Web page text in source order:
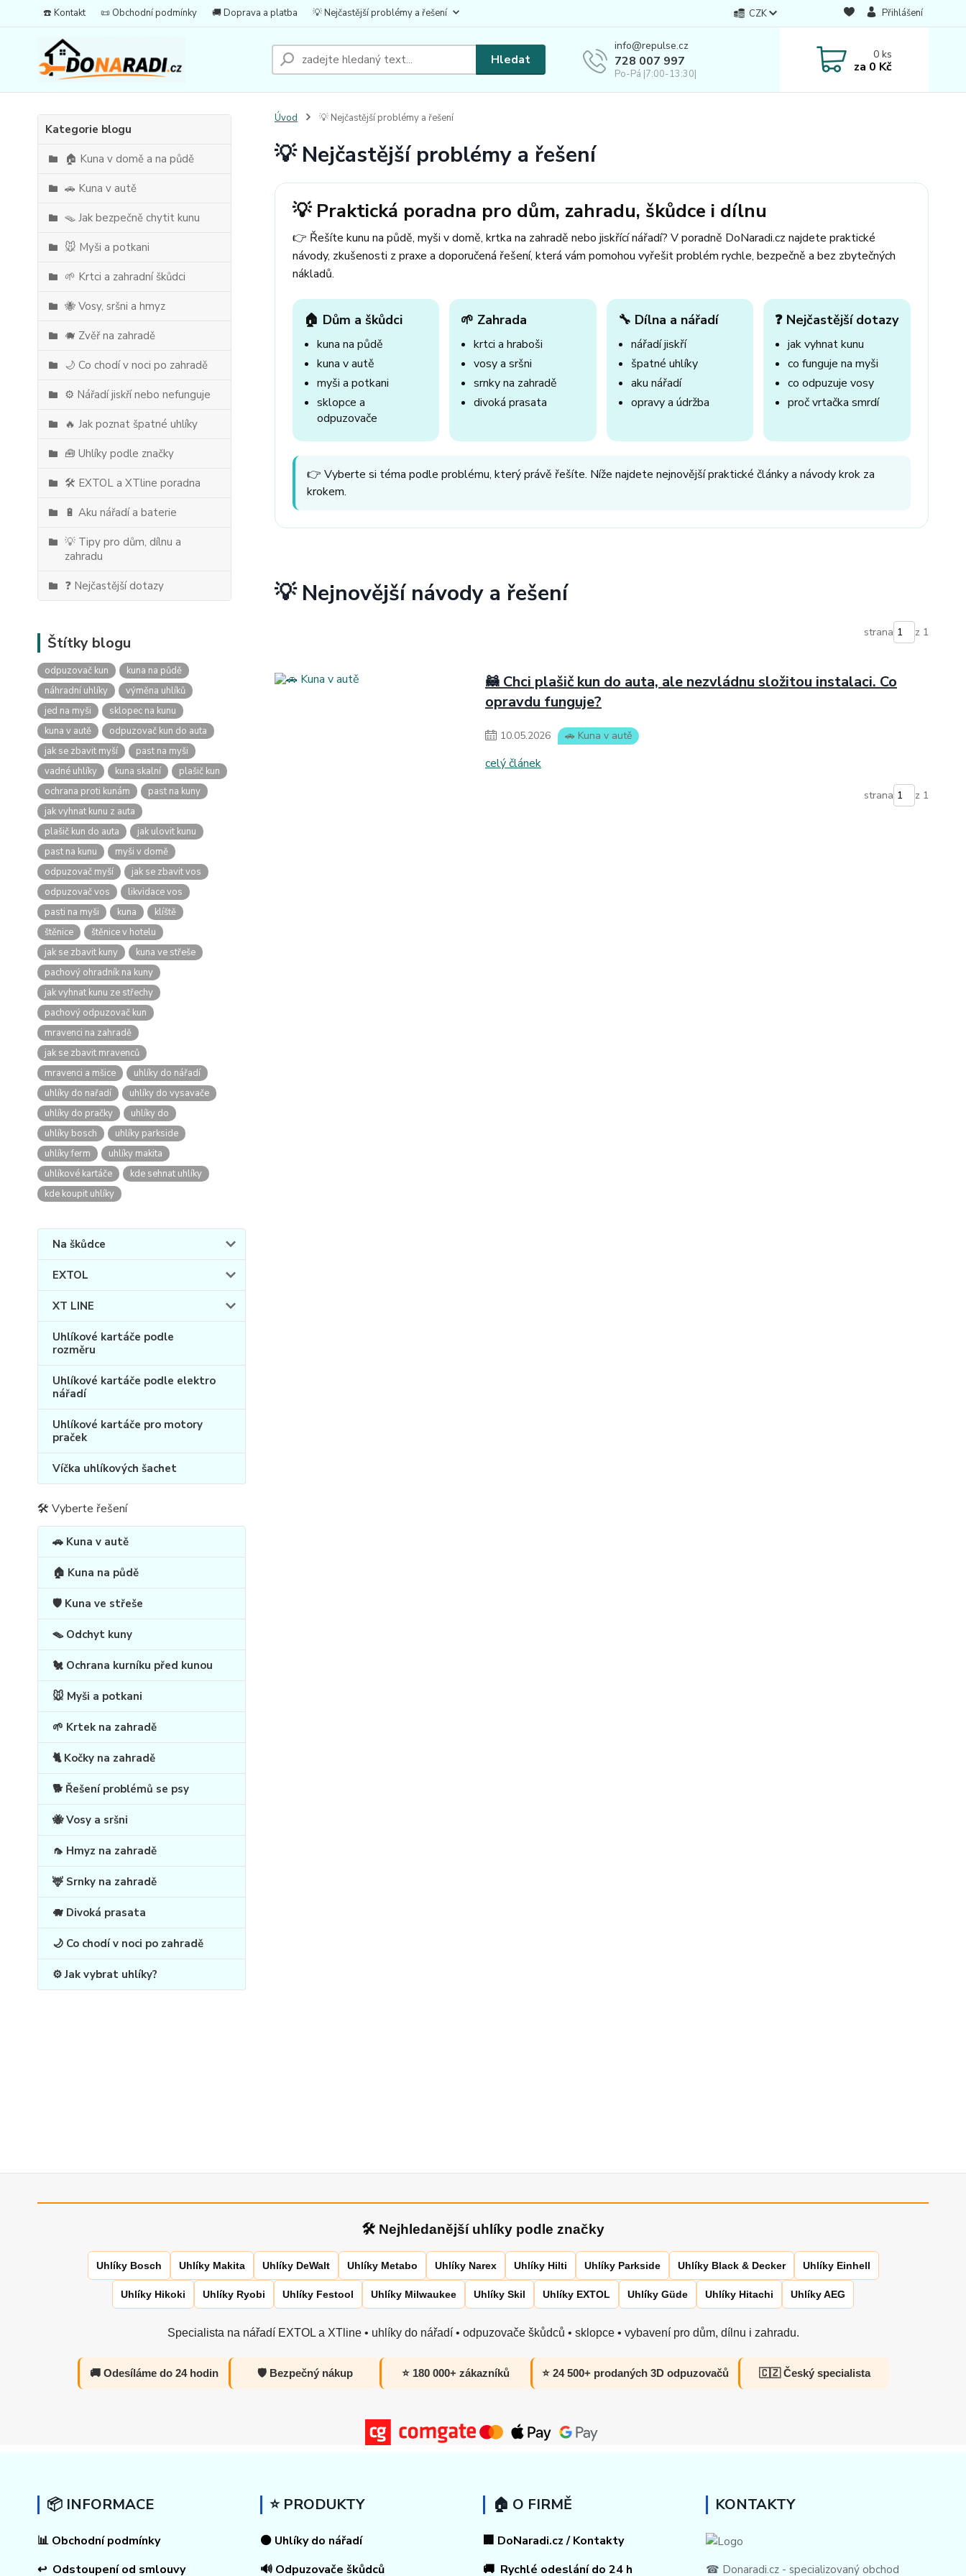
☎️ Kontakt 📜 Obchodní podmínky 🚚 Doprava a platba 💡 Nejčastější problémy a řešení CZK Přihlášení
Hledat
info@repulse.cz
728 007 997
Po-Pá |7:00-13:30|
0ks
za 0 Kč
Kategorie blogu
🏠 Kuna v domě a na půdě
🚗 Kuna v autě
🪤 Jak bezpečně chytit kunu
🐭 Myši a potkani
🌱 Krtci a zahradní škůdci
🐝 Vosy, sršni a hmyz
🐗 Zvěř na zahradě
🌙 Co chodí v noci po zahradě
⚙️ Nářadí jiskří nebo nefunguje
🔥 Jak poznat špatné uhlíky
🧰 Uhlíky podle značky
🛠️ EXTOL a XTline poradna
🔋 Aku nářadí a baterie
💡 Tipy pro dům, dílnu a
zahradu
❓ Nejčastější dotazy
Štítky blogu
odpuzovač kun
kuna na půdě
náhradní uhlíky
výměna uhlíků
jed na myši
sklopec na kunu
kuna v autě
odpuzovač kun do auta
jak se zbavit myší
past na myši
vadné uhlíky
kuna skalní
plašič kun
ochrana proti kunám
past na kuny
jak vyhnat kunu z auta
plašič kun do auta
jak ulovit kunu
past na kunu
myši v domě
odpuzovač myší
jak se zbavit vos
odpuzovač vos
likvidace vos
pasti na myši
kuna
klíště
štěnice
štěnice v hotelu
jak se zbavit kuny
kuna ve střeše
pachový ohradník na kuny
jak vyhnat kunu ze střechy
pachový odpuzovač kun
mravenci na zahradě
jak se zbavit mravenců
mravenci a mšice
uhlíky do nářadí
uhlíky do nařadí
uhlíky do vysavače
uhlíky do pračky
uhlíky do
uhlíky bosch
uhlíky parkside
uhlíky ferm
uhlíky makita
uhlíkové kartáče
kde sehnat uhlíky
kde koupit uhlíky
Na škůdce
EXTOL
XT LINE
Uhlíkové kartáče podle
rozměru
Uhlíkové kartáče podle elektro
nářadí
Uhlíkové kartáče pro motory
praček
Víčka uhlíkových šachet
🛠 Vyberte řešení
🚗 Kuna v autě
🏠 Kuna na půdě
🛡️ Kuna ve střeše
🪤 Odchyt kuny
🐔 Ochrana kurníku před kunou
🐭 Myši a potkani
🌱 Krtek na zahradě
🐈 Kočky na zahradě
🐕 Řešení problémů se psy
🐝 Vosy a sršni
🦟 Hmyz na zahradě
🦌 Srnky na zahradě
🐗 Divoká prasata
🌙 Co chodí v noci po zahradě
⚙️ Jak vybrat uhlíky?
Úvod 💡 Nejčastější problémy a řešení
💡 Nejčastější problémy a řešení
💡 Praktická poradna pro dům, zahradu, škůdce i dílnu
👉 Řešíte kunu na půdě, myši v domě, krtka na zahradě nebo jiskřící nářadí? V poradně DoNaradi.cz najdete praktické
návody, zkušenosti z praxe a doporučená řešení, která vám pomohou vyřešit problém rychle, bezpečně a bez zbytečných
nákladů.
🏠 Dům a škůdci
kuna na půdě
kuna v autě
myši a potkani
sklopce a
odpuzovače
🌱 Zahrada
krtci a hraboši
vosy a sršni
srnky na zahradě
divoká prasata
🔧 Dílna a nářadí
nářadí jiskří
špatné uhlíky
aku nářadí
opravy a údržba
❓ Nejčastější dotazy
jak vyhnat kunu
co funguje na myši
co odpuzuje vosy
proč vrtačka smrdí
👉 Vyberte si téma podle problému, který právě řešíte. Níže najdete nejnovější praktické články a návody krok za
krokem.
💡 Nejnovější návody a řešení
strana z 1
🦝 Chci plašič kun do auta, ale nezvládnu složitou instalaci. Co
opravdu funguje?
10.05.2026 🚗 Kuna v autě
celý článek
strana z 1
🛠 Nejhledanější uhlíky podle značky
Uhlíky Bosch Uhlíky Makita Uhlíky DeWalt Uhlíky Metabo Uhlíky Narex Uhlíky Hilti Uhlíky Parkside Uhlíky Black & Decker Uhlíky Einhell
Uhlíky Hikoki Uhlíky Ryobi Uhlíky Festool Uhlíky Milwaukee Uhlíky Skil Uhlíky EXTOL Uhlíky Güde Uhlíky Hitachi Uhlíky AEG
Specialista na nářadí EXTOL a XTline • uhlíky do nářadí • odpuzovače škůdců • sklopce • vybavení pro dům, dílnu i zahradu.
🚚 Odesíláme do 24 hodin 🛡️ Bezpečný nákup ⭐ 180 000+ zákazníků ⭐ 24 500+ prodaných 3D odpuzovačů 🇨🇿 Český specialista
📦 INFORMACE
📊 Obchodní podmínky
↩ Odstoupení od smlouvy
⭐ PRODUKTY
⚫ Uhlíky do nářadí
🔊 Odpuzovače škůdců
🏠 O FIRMĚ
🏢 DoNaradi.cz / Kontakty
🚚 Rychlé odeslání do 24 h
KONTAKTY
☎ Donaradi.cz - specializovaný obchod